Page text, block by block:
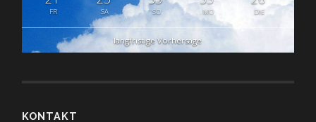
FR SA SO MO DIE
langfristige Vorhersage
KONTAKT